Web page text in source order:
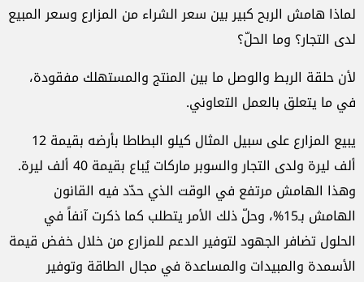
لماذا هامش الربح كبير بين سعر الشراء من المزارع وسعر المبيع
لدى التجار؟ وما الحلّ؟
لأن حلقة الربط والوصل ما بين المنتج والمستهلك مفقودة،
في ما يتعلق بالعمل التعاوني.
يبيع المزارع على سبيل المثال كيلو البطاطا بأرضه بقيمة 12
ألف ليرة ولدى التجار والسوبر ماركات يُباع بقيمة 40 ألف ليرة.
وهذا الهامش مرتفع في الوقت الذي حدّد فيه القانون
الهامش بـ15%، وحلّ ذلك الأمر يتطلب كما ذكرت آنفاً في
الحلول تضافر الجهود لتوفير الدعم للمزارع من خلال خفض قيمة
الأسمدة والمبيدات والمساعدة في مجال الطاقة وتوفير